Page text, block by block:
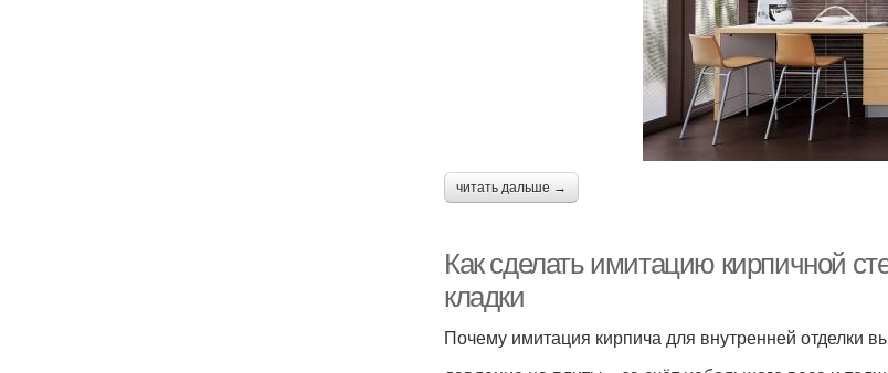
читать дальше →
Как сделать имитацию кирпичной
кладки
Почему имитация кирпича для внутренней отделки